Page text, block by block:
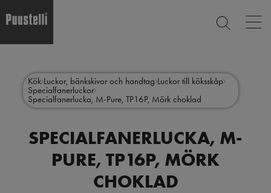
contentmenu
sv
Kök Luckor, bänkskivor och handtag Luckor till köksskåp
Specialfanerluckor
Specialfanerlucka, M-Pure, TP16P, Mörk choklad
SPECIALFANERLUCKA, M-
PURE, TP16P, MÖRK
CHOKLAD